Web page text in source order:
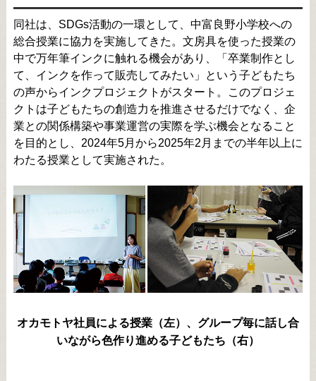
同社は、SDGs活動の一環として、中富良野小学校への
総合授業に協力を実施してきた。文房具を使った授業の
中で万年筆インクに触れる機会があり、「卒業制作とし
て、インクを作って販売してみたい」という子どもたち
の声からインクプロジェクトがスタート。このプロジェ
クトは子どもたちの創造力を推進させるだけでなく、企
業との関係構築や事業運営の実際を学ぶ機会となること
を目的とし、2024年5月から2025年2月までの半年以上に
わたる授業として実施された。
オカモトヤ社員による授業（左）、グループ毎に話し合
いながら色作り進める子どもたち（右）